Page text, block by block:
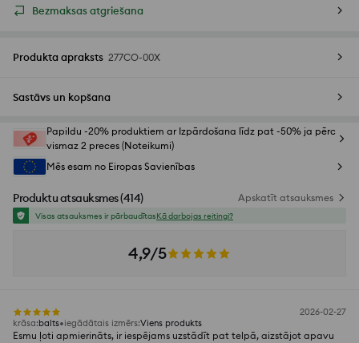
Bezmaksas atgriešana
Produkta apraksts 277CO-00X
Sastāvs un kopšana
Papildu -20% produktiem ar Izpārdošana līdz pat -50% ja pērc
vismaz 2 preces (Noteikumi)
Mēs esam no Eiropas Savienības
Produktu atsauksmes(414) Apskatīt atsauksmes
Visas atsauksmes ir pārbaudītasKā darbojas reitingi?
4,9/5
2026-02-27
krāsa:balts iegādātais izmērs:Viens produkts
Esmu ļoti apmierināts, ir iespējams uzstādīt pat telpā, aizstājot apavu